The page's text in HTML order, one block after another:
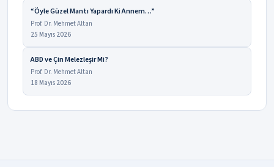
“Öyle Güzel Mantı Yapardı Ki Annem…”
Prof. Dr. Mehmet Altan
25 Mayıs 2026
ABD ve Çin Melezleşir Mi?
Prof. Dr. Mehmet Altan
18 Mayıs 2026